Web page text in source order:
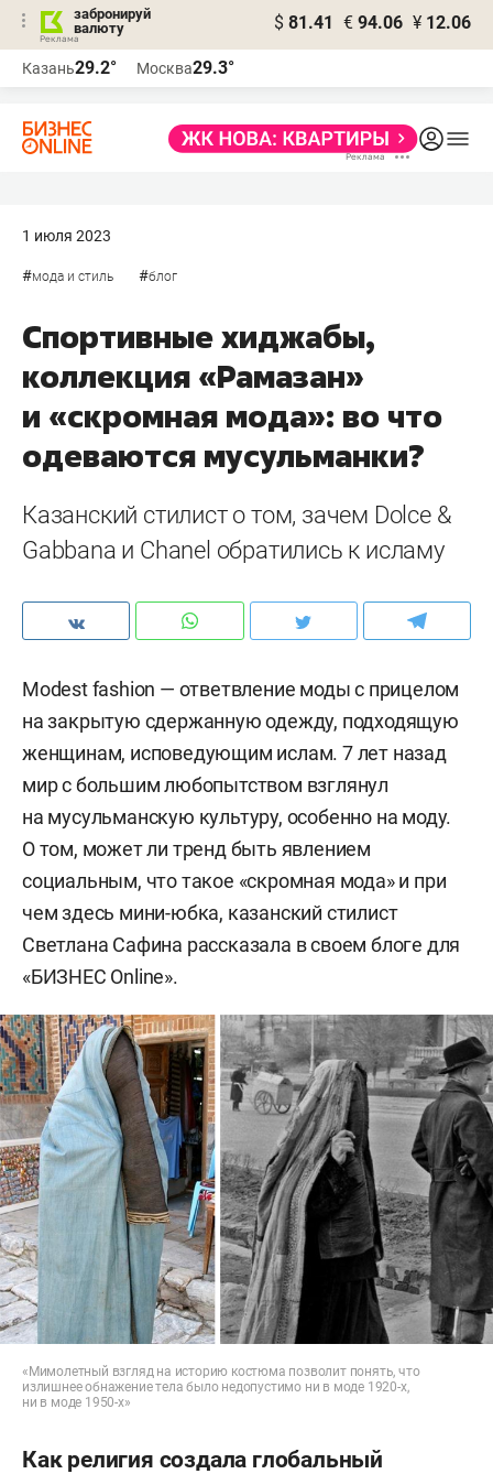
забронируй
валюту
$ 81.41 € 94.06 ¥ 12.06
Казань29.2° Москва29.3°
1 июля 2023
#мода и стиль #блог
Спортивные хиджабы,
коллекция «Рамазан»
и «скромная мода»: во что
одеваются мусульманки?
Казанский стилист о том, зачем Dolce &
Gabbana и Chanel обратились к исламу
Modest fashion — ответвление моды с прицелом
на закрытую сдержанную одежду, подходящую
женщинам, исповедующим ислам. 7 лет назад
мир с большим любопытством взглянул
на мусульманскую культуру, особенно на моду.
О том, может ли тренд быть явлением
социальным, что такое «скромная мода» и при
чем здесь мини-юбка, казанский стилист
Светлана Сафина рассказала в своем блоге для
«БИЗНЕС Online».
«Мимолетный взгляд на историю костюма позволит понять, что
излишнее обнажение тела было недопустимо ни в моде 1920-х,
ни в моде 1950-х»
Как религия создала глобальный